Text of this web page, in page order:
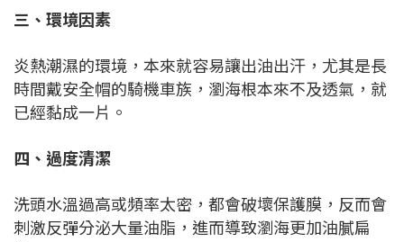
三、環境因素
炎熱潮濕的環境，本來就容易讓出油出汗，尤其是長
時間戴安全帽的騎機車族，瀏海根本來不及透氣，就
已經黏成一片。
四、過度清潔
洗頭水溫過高或頻率太密，都會破壞保護膜，反而會
刺激反彈分泌大量油脂，進而導致瀏海更加油膩扁